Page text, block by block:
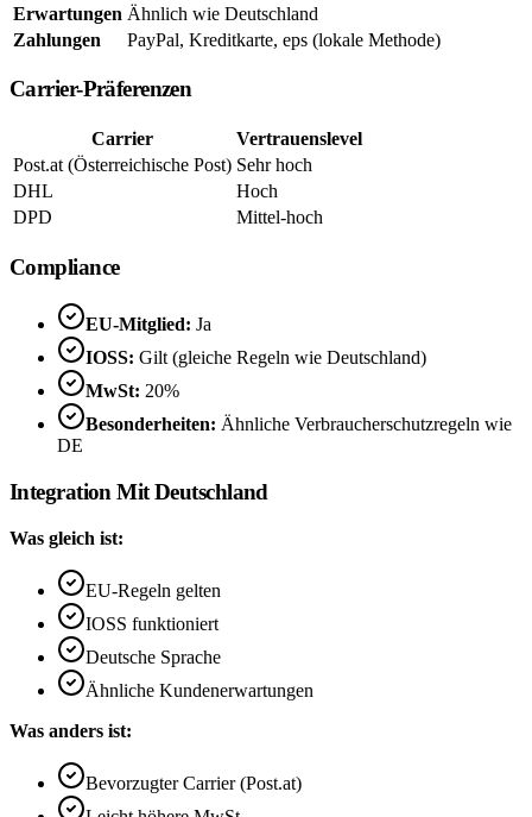
Erwartungen Ähnlich wie Deutschland
Zahlungen
PayPal, Kreditkarte, eps (lokale Methode)
Carrier-Präferenzen
Carrier
Vertrauenslevel
Post.at (Österreichische Post) Sehr hoch
DHL
Hoch
DPD
Mittel-hoch
Compliance
EU-Mitglied: Ja
IOSS: Gilt (gleiche Regeln wie Deutschland)
MwSt: 20%
Besonderheiten: Ähnliche Verbraucherschutzregeln wie
DE
Integration Mit Deutschland
Was gleich ist:
EU-Regeln gelten
IOSS funktioniert
Deutsche Sprache
Ähnliche Kundenerwartungen
Was anders ist:
Bevorzugter Carrier (Post.at)